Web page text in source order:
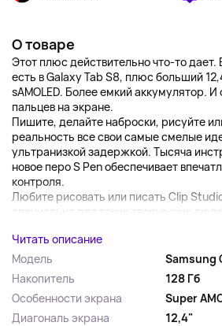
О товаре
Этот плюс действительно что-то дает.
есть в Galaxy Tab S8, плюс больший
sAMOLED. Более емкий аккумулятор. И
пальцев на экране.
Пишите, делайте наброски, рисуйте
реальность все свои самые смелые
ультранизкой задержкой. Тысяча
новое перо S Pen обеспечивает
контроля.
Любите рисовать или писать Clip
специально для таких творческих
Читать описание
Модель
Samsung
Накопитель
128 Гб
Особенности экрана
Super
Диагональ экрана
12,4"